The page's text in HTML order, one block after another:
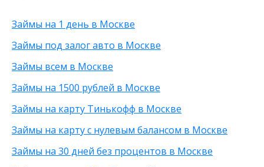
Для погашения задолженности
Без указания работы
С временной регистрацией
Без фото
Без процентов
С высоким одобрением
Без залога
Без посредников
Без звонков
80 000 рублей
200 рублей
25 000 рублей
15 000 рублей
30 000 рублей
8 000 рублей
20 000 рублей
Займы на 1 день в Москве
Займы под залог авто в Москве
Займы всем в Москве
Займы на 1500 рублей в Москве
Займы на карту Тинькофф в Москве
Займы на карту с нулевым балансом в Москве
Займы на 30 дней без процентов в Москве